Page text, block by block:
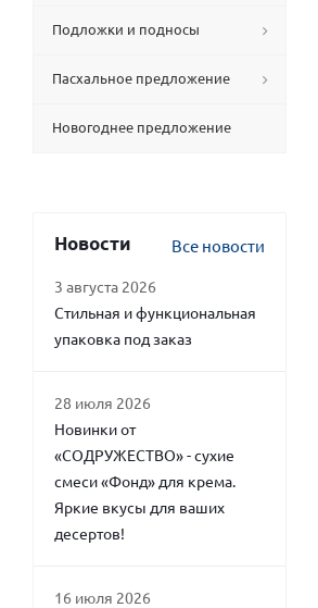
Подложки и подносы
Пасхальное предложение
Новогоднее предложение
Новости Все новости
3 августа 2026
Стильная и функциональная
упаковка под заказ
28 июля 2026
Новинки от
«СОДРУЖЕСТВО» - сухие
смеси «Фонд» для крема.
Яркие вкусы для ваших
десертов!
16 июля 2026